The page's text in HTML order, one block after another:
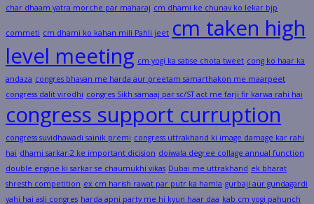
char dhaam yatra morche par maharaj cm dhami ke chunav ko lekar bjp
commeti cm dhami ko kahan mili Pahli jeet cm taken high
level meeting cm yogi ka sabse chota tweet cong ko haar ka
andaza congres bhavan me harda aur preetam samarthakon me maarpeet
congress dalit virodhi congres Sikh samaaj par sc/ST act me farji fir karwa rahi hai
congress support curruption
congress suvidhawadi sainik premi congress uttrakhand ki image damage kar rahi
hai dhami sarkar-2 ke important dicision doiwala degree collage annual function
double engine ki sarkar se chaumukhi vikas Dubai me uttrakhand ek bharat
shresth competition ex cm harish rawat par putr ka hamla gurbaji aur gundagardi
yahi hai asli congres harda apni party me hi kyun haar daa kab cm yogi pahunch